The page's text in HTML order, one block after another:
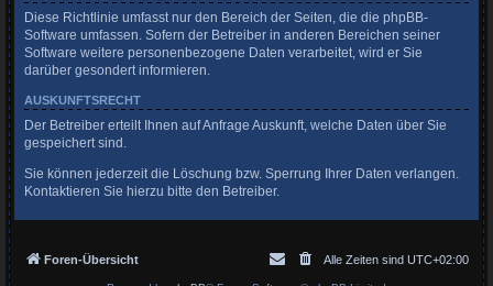
Diese Richtlinie umfasst nur den Bereich der Seiten, die die phpBB-
Software umfassen. Sofern der Betreiber in anderen Bereichen seiner
Software weitere personenbezogene Daten verarbeitet, wird er Sie
darüber gesondert informieren.
AUSKUNFTSRECHT
Der Betreiber erteilt Ihnen auf Anfrage Auskunft, welche Daten über Sie
gespeichert sind.
Sie können jederzeit die Löschung bzw. Sperrung Ihrer Daten verlangen.
Kontaktieren Sie hierzu bitte den Betreiber.
Foren-Übersicht Alle Zeiten sind UTC+02:00